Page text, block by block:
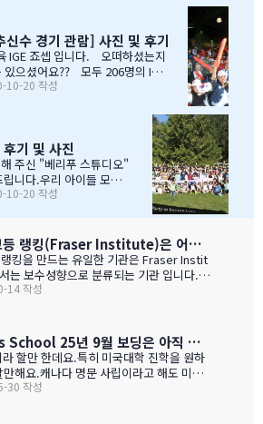
, 카톡 혹은 메일로 보내드리겠습니다. 감
은 세 군 데 중에서 선택한 IGE.....서비스
끝까지 책임질 줄 아는 회사였습니다.한
쿠버. 그리고 정 사장님이 추천해주신 caulf
니다. 아이들은 지난 주 부터 계속 farew
큰애는 6학년 남자 애들 모두 모여서 이번
위한 피자파티에 참석하였고 이번 주는 6
있는 레이저텍에서 번개 모임을 하고 놀다가
친구들 집에 초대를 받아서 4명의 친구와 돌
집에 들어오질 않습니…
수 경기 관람] 사진 및 후기
IGE 죠셉 입니다. 오떠하셨는지
있으셨어요?? 모두 206명의 IGE
무사히 이벤트 마무리되었습니
벅!!! 이른 아침부터 준비하시고,
시간이 걸리셨고....오마이갓~!!!
죠~~추신수도 보고~~야구경기도
에서 시원한 맥주도....ㅋㅋㅋ ^^
러운 모습에 저 또한 신나드라고
...단지 추신수 선수가 뒷 돌아보지
쫌~~ 뒤를 돌아보고 손 한번 흔
ㅋㅋㅋㅋ …
10-20 작성
기 및 사진
주신 "베리푸 스튜디오"
니다.우리 아이들 모
빠진 가족이 있더라도 용
10-20 작성
캐나다 BC주 초등,고등 랭킹(Fraser Institute)은 어떻게 만들어 지나 ?
킹을 만드는 유일한 기관은 Fraser Instit
는 보수성향으로 분류되는 기관 입니다.
킹 하면 학교의 성적 그러니까 표준 시험결
):평균 시험 점수 (Average exam mark)
rate)학생당 이수 과목 수 (Courses
지연율 (Delayed advancement rate)
of exams failed)학교 vs 시험 점수 차
difference) 7-9. 성별 격차 지표 3개
14 작성
밴쿠버 St. Georges School 25년 9월 보딩은 아직 자리가 있다고 하네요.
할만 한데요.특히 미국대학 진학을 원하
해요.캐나다 명문 사립이라고 해도 미국
도 많거던요.이학교가 하여간 학비+보딩
30 작성